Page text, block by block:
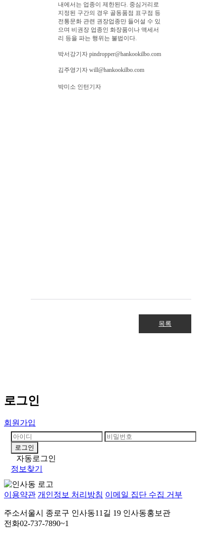
내에서는 업종이 제한된다. 중심거리로
지정된 구간의 경우 골동품점 표구점 등
전통문화 관련 권장업종만 들어설 수 있
으며 비권장 업종인 화장품이나 액세서
리 등을 파는 행위는 불법이다.
박서강기자 pindropper@hankookilbo com
김주영기자 will@hankookilbo com
박미소 인턴기자
목록
로그인
회원가입
자동로그인
정보찾기
이용약관 개인정보 처리방침 이메일 집단 수집 거부
주소서울시 종로구 인사동11길 19 인사동홍보관
전화02-737-7890~1